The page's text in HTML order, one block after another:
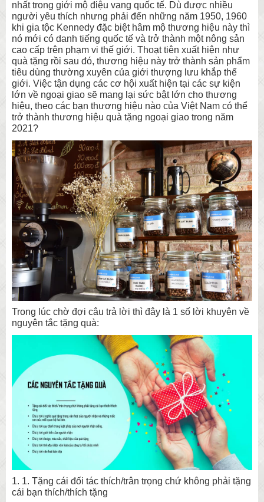
nhất trong giới mộ điệu vang quốc tế. Dù được nhiều
người yêu thích nhưng phải đến những năm 1950, 1960
khi gia tộc Kennedy đặc biệt hâm mộ thương hiệu này thì
nó mới có danh tiếng quốc tế và trở thành một nông sản
cao cấp trên phạm vi thế giới. Thoạt tiên xuất hiện như
quà tặng rồi sau đó, thương hiệu này trở thành sản phẩm
tiêu dùng thường xuyên của giới thượng lưu khắp thế
giới. Việc tận dụng các cơ hội xuất hiện tại các sự kiện
lớn về ngoại giao sẽ mang lại sức bật lớn cho thương
hiệu, theo các bạn thương hiệu nào của Việt Nam có thể
trở thành thương hiệu quà tặng ngoại giao trong năm
2021?
Trong lúc chờ đợi câu trả lời thì đây là 1 số lời khuyên về
nguyên tắc tặng quà:
1. 1. Tặng cái đối tác thích/trân trọng chứ không phải tặng
cái bạn thích/thích tặng